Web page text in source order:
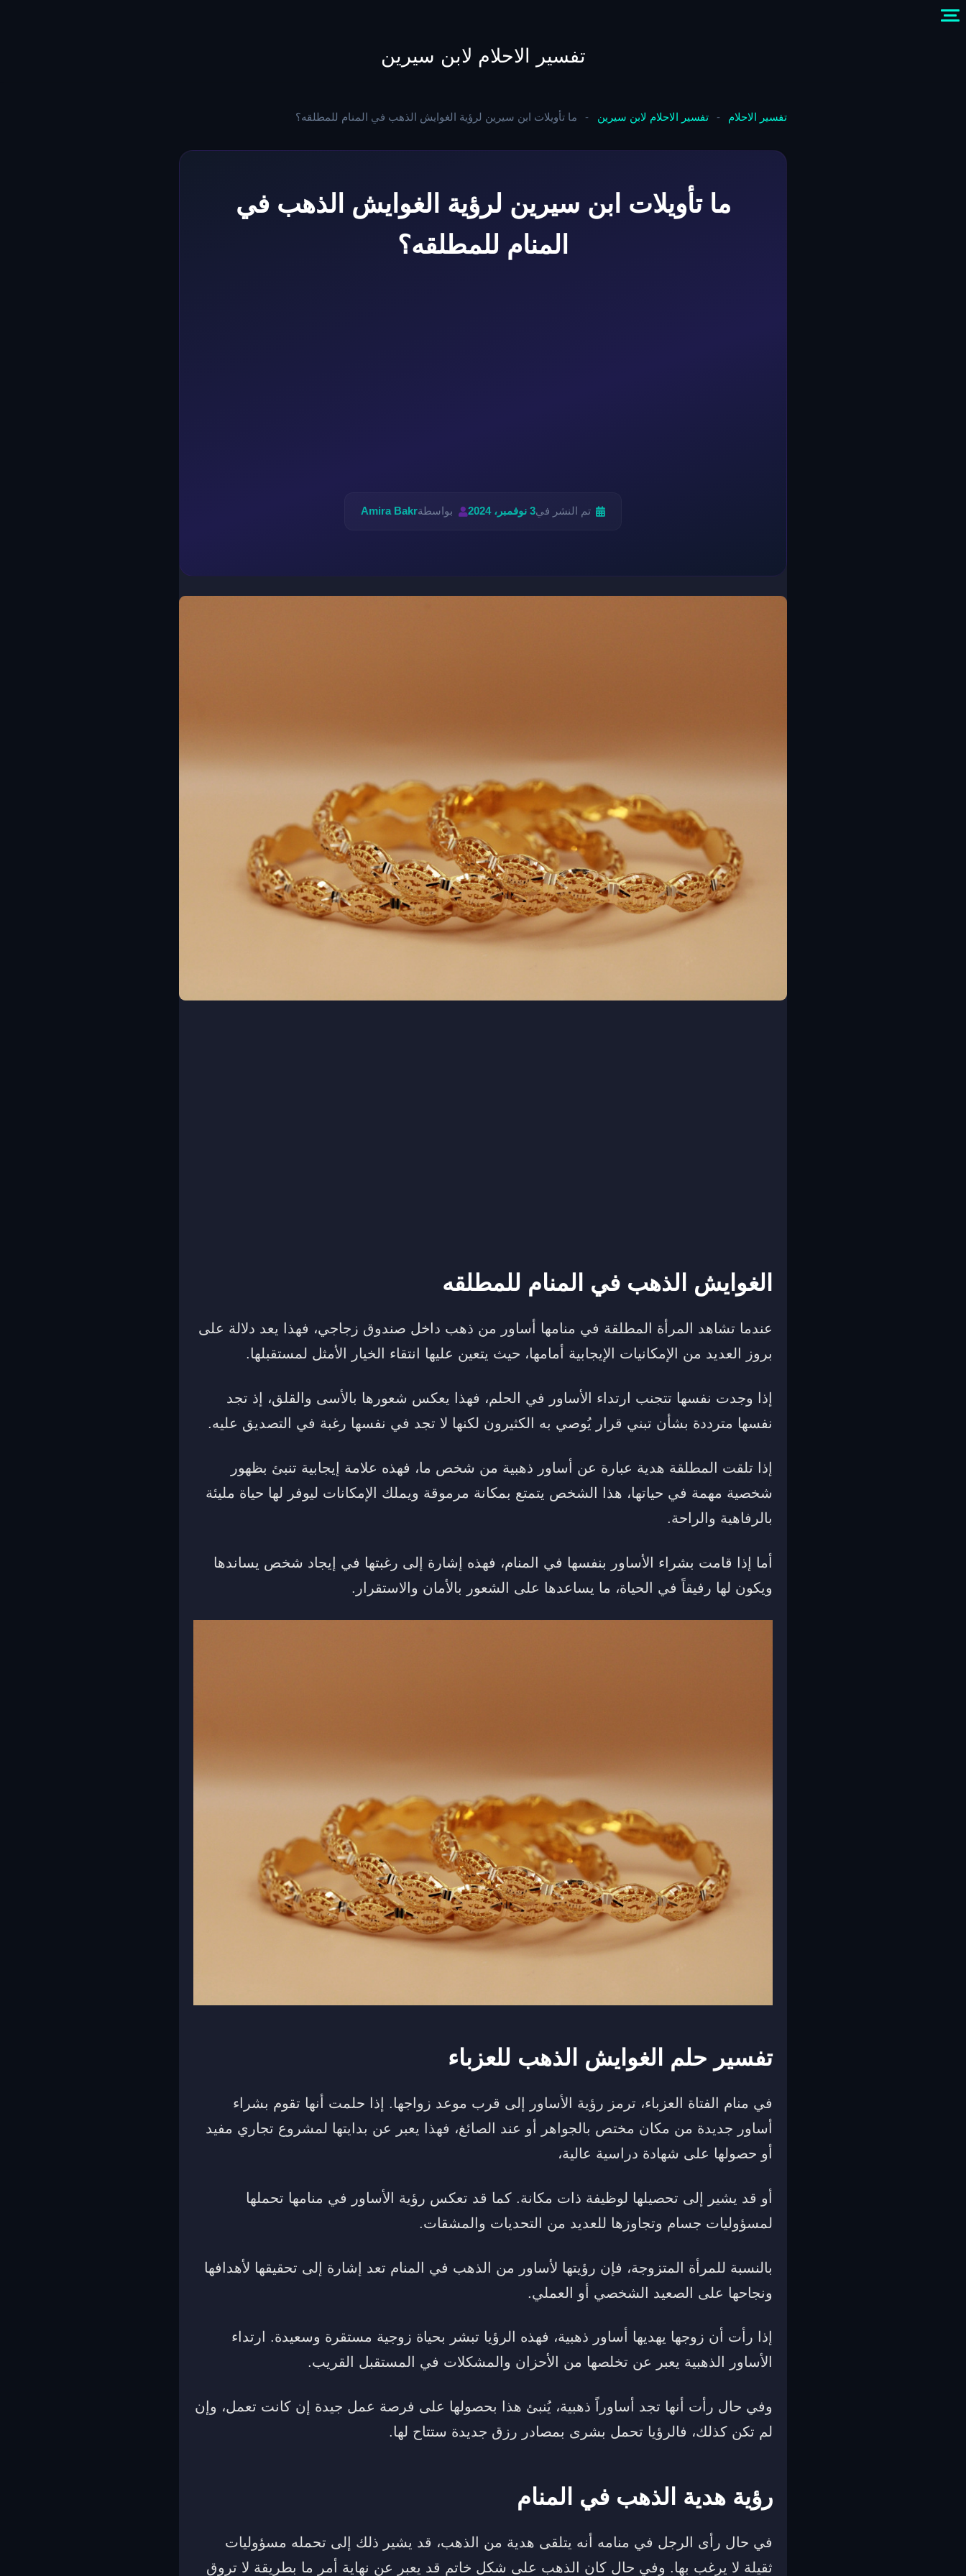
تفسير الاحلام لابن سيرين
تفسير الاحلام - تفسير الاحلام لابن سيرين - ما تأويلات ابن سيرين لرؤية الغوايش الذهب في المنام للمطلقه؟
ما تأويلات ابن سيرين لرؤية الغوايش الذهب في
المنام للمطلقه؟
تم النشر في3 نوفمبر، 2024 بواسطةAmira Bakr
الغوايش الذهب في المنام للمطلقه
عندما تشاهد المرأة المطلقة في منامها أساور من ذهب داخل صندوق زجاجي، فهذا يعد دلالة على
بروز العديد من الإمكانيات الإيجابية أمامها، حيث يتعين عليها انتقاء الخيار الأمثل لمستقبلها.
إذا وجدت نفسها تتجنب ارتداء الأساور في الحلم، فهذا يعكس شعورها بالأسى والقلق، إذ تجد
نفسها مترددة بشأن تبني قرار يُوصي به الكثيرون لكنها لا تجد في نفسها رغبة في التصديق عليه.
إذا تلقت المطلقة هدية عبارة عن أساور ذهبية من شخص ما، فهذه علامة إيجابية تنبئ بظهور
شخصية مهمة في حياتها، هذا الشخص يتمتع بمكانة مرموقة ويملك الإمكانات ليوفر لها حياة مليئة
بالرفاهية والراحة.
أما إذا قامت بشراء الأساور بنفسها في المنام، فهذه إشارة إلى رغبتها في إيجاد شخص يساندها
ويكون لها رفيقاً في الحياة، ما يساعدها على الشعور بالأمان والاستقرار.
تفسير حلم الغوايش الذهب للعزباء
في منام الفتاة العزباء، ترمز رؤية الأساور إلى قرب موعد زواجها. إذا حلمت أنها تقوم بشراء
أساور جديدة من مكان مختص بالجواهر أو عند الصائغ، فهذا يعبر عن بدايتها لمشروع تجاري مفيد
أو حصولها على شهادة دراسية عالية،
أو قد يشير إلى تحصيلها لوظيفة ذات مكانة. كما قد تعكس رؤية الأساور في منامها تحملها
لمسؤوليات جسام وتجاوزها للعديد من التحديات والمشقات.
بالنسبة للمرأة المتزوجة، فإن رؤيتها لأساور من الذهب في المنام تعد إشارة إلى تحقيقها لأهدافها
ونجاحها على الصعيد الشخصي أو العملي.
إذا رأت أن زوجها يهديها أساور ذهبية، فهذه الرؤيا تبشر بحياة زوجية مستقرة وسعيدة. ارتداء
الأساور الذهبية يعبر عن تخلصها من الأحزان والمشكلات في المستقبل القريب.
وفي حال رأت أنها تجد أساوراً ذهبية، يُنبئ هذا بحصولها على فرصة عمل جيدة إن كانت تعمل، وإن
لم تكن كذلك، فالرؤيا تحمل بشرى بمصادر رزق جديدة ستتاح لها.
رؤية هدية الذهب في المنام
في حال رأى الرجل في منامه أنه يتلقى هدية من الذهب، قد يشير ذلك إلى تحمله مسؤوليات
ثقيلة لا يرغب بها. وفي حال كان الذهب على شكل خاتم قد يعبر عن نهاية أمر ما بطريقة لا تروق